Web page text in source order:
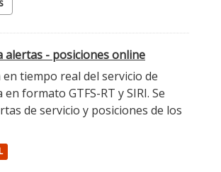
alertas - posiciones online
tiempo real del servicio de
formato GTFS-RT y SIRI. Se
de servicio y posiciones de los